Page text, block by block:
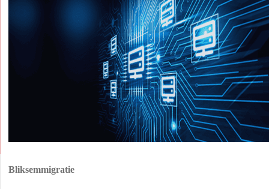
Bliksemmigratie